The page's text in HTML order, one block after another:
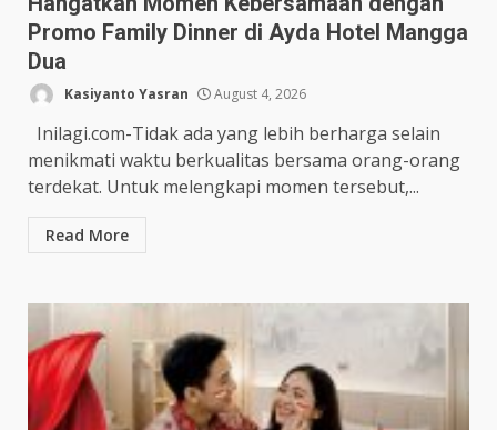
Promo Family Dinner di Ayda Hotel Mangga
Dua
Kasiyanto Yasran August 4, 2026
Inilagi.com-Tidak ada yang lebih berharga selain
menikmati waktu berkualitas bersama orang-orang
terdekat. Untuk melengkapi momen tersebut,...
Read More